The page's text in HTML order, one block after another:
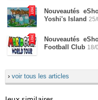
Nouveautés
Yoshi's Island
Nouveautés
Football Club 18/
› voir tous les articles